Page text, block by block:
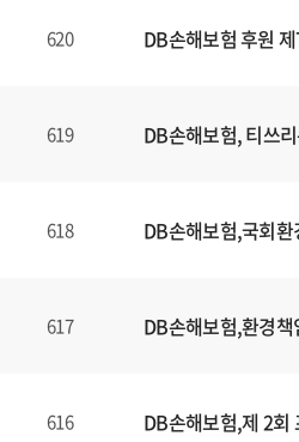
620 DB손해보험 후원
619 DB손해보험, 티쓰
618 DB손해보험,국회
617 DB손해보험,환경
616 DB손해보험,제 2회